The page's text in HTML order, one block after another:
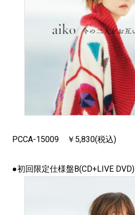
PCCA-15009 ￥5,830(税込)
●初回限定仕様盤B(CD+LIVE DVD)